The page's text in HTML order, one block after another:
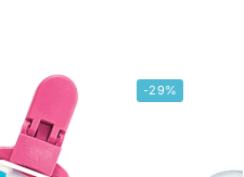
-29%